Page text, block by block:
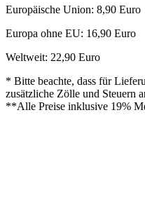
Europäische Union: 8,90 Euro
Europa ohne EU: 16,90 Euro
Weltweit: 22,90 Euro
* Bitte beachte, dass für
zusätzliche Zölle und Steuern
**Alle Preise inklusive 19%